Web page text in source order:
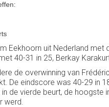
Eekhoorn uit Nederland
40-31 in 25, Berkay
de overwinning van
De eindscore was 40-29 in
de vierde beurt, de
werd.